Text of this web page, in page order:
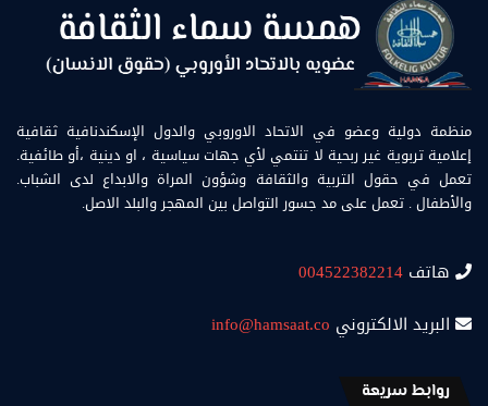
منظمة دولية وعضو في الاتحاد الاوروبي والدول الإسكندنافية ثقافية
إعلامية تربوية غير ربحية لا تنتمي لأي جهات سياسية ، او دينية ،أو طائفية.
تعمل في حقول التربية والثقافة وشؤون المراة والابداع لدى الشباب.
والأطفال . تعمل على مد جسور التواصل بين المهجر والبلد الاصل.
هاتف 004522382214
البريد الالكتروني info@hamsaat.co
روابط سريعة